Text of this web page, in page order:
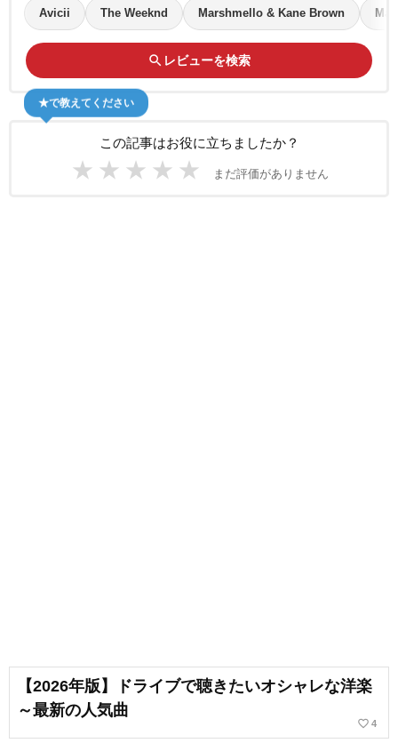
Avicii The Weeknd Marshmello & Kane Brown
search レビューを検索
この記事はお役に立ちましたか？
★ ★ ★ ★ ★ まだ評価がありません
★で教えてください
【2026年版】ドライブで聴きたいオシャレな洋楽
～最新の人気曲
favorite_border 4